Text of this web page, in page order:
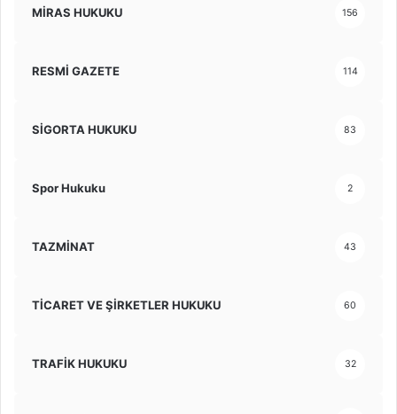
MİRAS HUKUKU 156
RESMİ GAZETE 114
SİGORTA HUKUKU 83
Spor Hukuku 2
TAZMİNAT 43
TİCARET VE ŞİRKETLER HUKUKU 60
TRAFİK HUKUKU 32